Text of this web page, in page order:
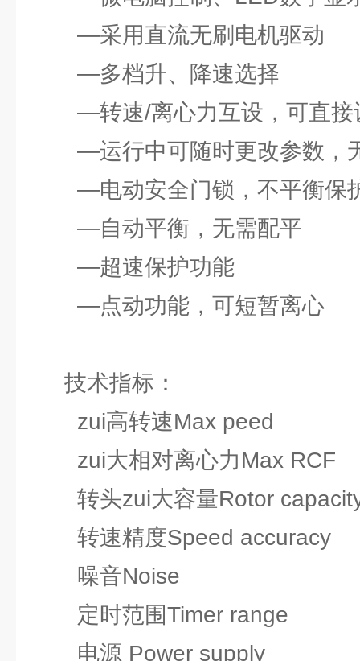
—采用直流无刷电机驱动
—多档升、降速选择
—转速/离心力互设，可直接
—运行中可随时更改参数，
—电动安全门锁，不平衡保
—自动平衡，无需配平
—超速保护功能
—点动功能，可短暂离心
技术指标：
zui高转速Max
zui大相对离心力Max
转头zui大容量Rotor
转速精度Speed
噪音Noise
定时范围Timer range
电源 Power supply